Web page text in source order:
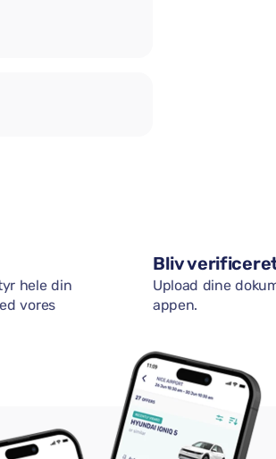
hele din
vores
Bliv
Upload dine
appen.